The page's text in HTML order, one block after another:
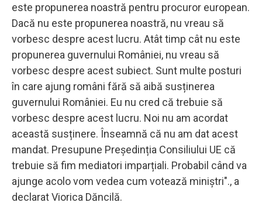
este propunerea noastră pentru procuror european.
Dacă nu este propunerea noastră, nu vreau să
vorbesc despre acest lucru. Atât timp cât nu este
propunerea guvernului României, nu vreau să
vorbesc despre acest subiect. Sunt multe posturi
în care ajung români fără să aibă susținerea
guvernului României. Eu nu cred că trebuie să
vorbesc despre acest lucru. Noi nu am acordat
această susținere. Înseamnă că nu am dat acest
mandat. Presupune Președinția Consiliului UE că
trebuie să fim mediatori imparțiali. Probabil când va
ajunge acolo vom vedea cum votează miniștri"., a
declarat Viorica Dăncilă.